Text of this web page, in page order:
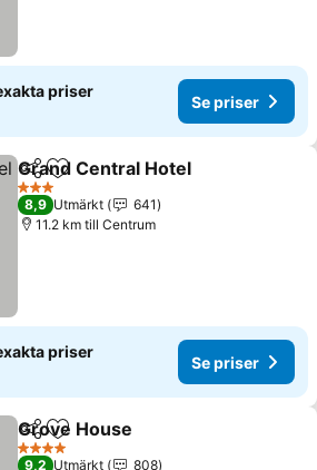
priser
Se priser
Dela Lägg till i Mina Favoriter
Grand Central Hotel
3 Stjärnor
8,9 Utmärkt
641
11.2 km till Centrum
priser
Se priser
Dela Lägg till i Mina Favoriter
Grove House
4 Stjärnor
9,2 Utmärkt
808